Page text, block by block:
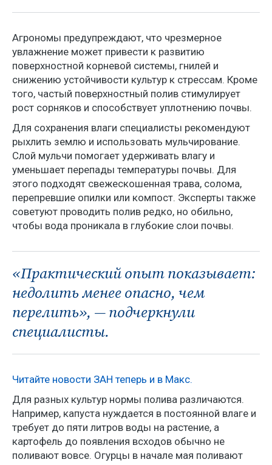
Агрономы предупреждают, что чрезмерное
увлажнение может привести к развитию
поверхностной корневой системы, гнилей и
снижению устойчивости культур к стрессам. Кроме
того, частый поверхностный полив стимулирует
рост сорняков и способствует уплотнению почвы.
Для сохранения влаги специалисты рекомендуют
рыхлить землю и использовать мульчирование.
Слой мульчи помогает удерживать влагу и
уменьшает перепады температуры почвы. Для
этого подходят свежескошенная трава, солома,
перепревшие опилки или компост. Эксперты также
советуют проводить полив редко, но обильно,
чтобы вода проникала в глубокие слои почвы.
«Практический опыт показывает:
недолить менее опасно, чем
перелить», — подчеркнули
специалисты.
Читайте новости ЗАН теперь и в Макс.
Для разных культур нормы полива различаются.
Например, капуста нуждается в постоянной влаге и
требует до пяти литров воды на растение, а
картофель до появления всходов обычно не
поливают вовсе. Огурцы в начале мая поливают